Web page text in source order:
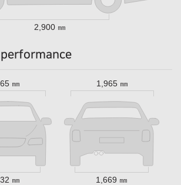
2,900 ㎜
performance
㎜ 1,965 ㎜
㎜ 1,669 ㎜